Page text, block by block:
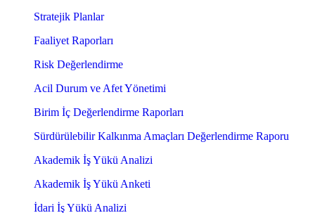
Stratejik Planlar
Faaliyet Raporları
Risk Değerlendirme
Acil Durum ve Afet Yönetimi
Birim İç Değerlendirme Raporları
Sürdürülebilir Kalkınma Amaçları Değerlendirme Raporu
Akademik İş Yükü Analizi
Akademik İş Yükü Anketi
İdari İş Yükü Analizi